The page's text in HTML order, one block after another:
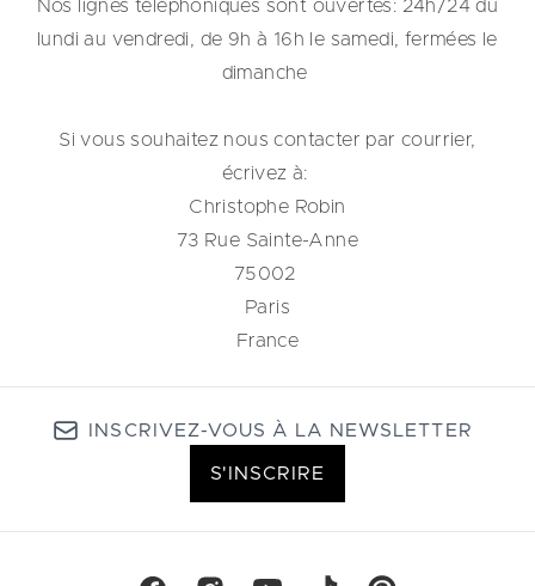
Nos lignes téléphoniques sont ouvertes: 24h/24 du
lundi au vendredi, de 9h à 16h le samedi, fermées le
dimanche
Si vous souhaitez nous contacter par courrier,
écrivez à:
Christophe Robin
73 Rue Sainte-Anne
75002
Paris
France
INSCRIVEZ-VOUS À LA NEWSLETTER
S'INSCRIRE